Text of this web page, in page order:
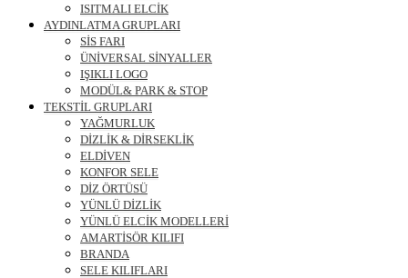
ISITMALI ELCİK
AYDINLATMA GRUPLARI
SİS FARI
ÜNİVERSAL SİNYALLER
IŞIKLI LOGO
MODÜL& PARK & STOP
TEKSTİL GRUPLARI
YAĞMURLUK
DİZLİK & DİRSEKLİK
ELDİVEN
KONFOR SELE
DİZ ÖRTÜSÜ
YÜNLÜ DİZLİK
YÜNLÜ ELCİK MODELLERİ
AMARTİSÖR KILIFI
BRANDA
SELE KILIFLARI